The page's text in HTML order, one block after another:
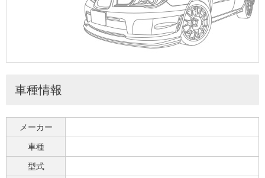
車種情報
メーカー
車種
型式